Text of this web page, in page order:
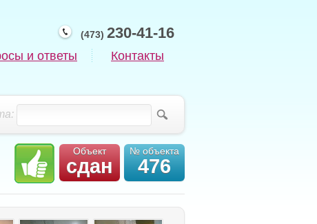
(473) 230-41-16
и ответы Контакты
Объект
сдан
№ объекта
476